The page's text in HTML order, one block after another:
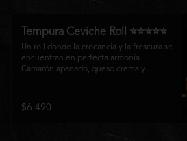
Tempura Ceviche Roll ⭐⭐⭐⭐⭐
Un roll donde la crocancia y la frescura se
encuentran en perfecta armonía.
Camarón apanado, queso crema y
corona con salmón y pescado blanco en
tempura, cebolla morada, una sedosa
$6.490